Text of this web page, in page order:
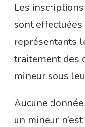
Les
sont
représentants
traitement des
mineur sous
Aucune
un mineur